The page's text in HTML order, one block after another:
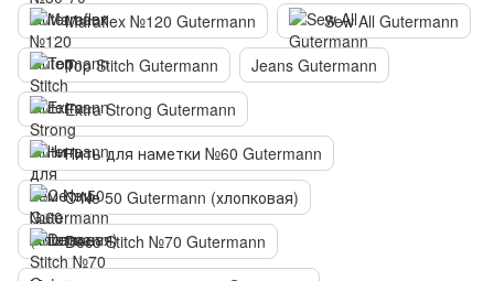
Maraflex №120 Gutermann
Sew All Gutermann
Top Stitch Gutermann
Jeans Gutermann
Extra Strong Gutermann
Нить для наметки №60 Gutermann
C Ne 50 Gutermann (хлопковая)
Deco Stitch №70 Gutermann